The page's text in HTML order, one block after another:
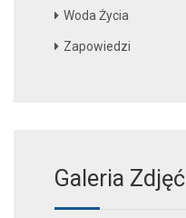
Woda Życia
Zapowiedzi
Galeria Zdjęć